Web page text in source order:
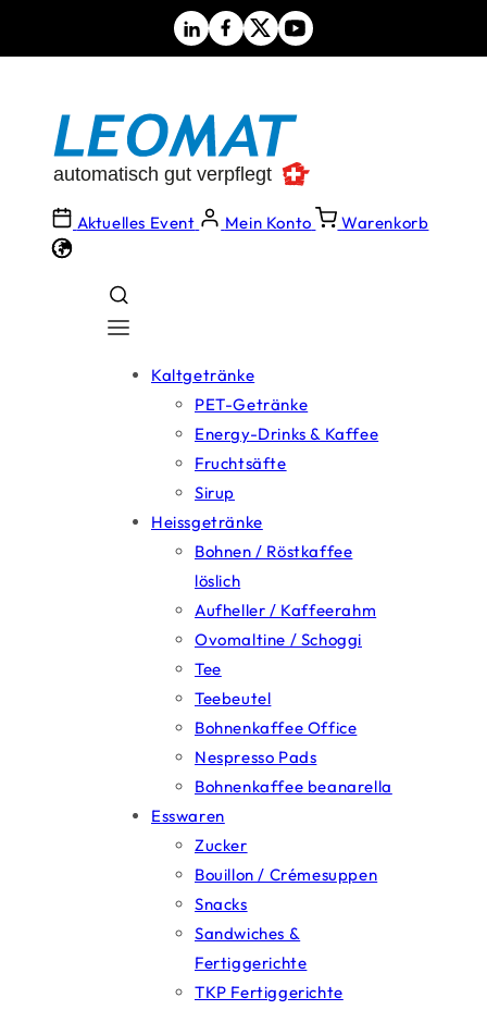
Aktuelles Event Mein Konto Warenkorb
Kaltgetränke
PET-Getränke
Energy-Drinks & Kaffee
Fruchtsäfte
Sirup
Heissgetränke
Bohnen / Röstkaffee
löslich
Aufheller / Kaffeerahm
Ovomaltine / Schoggi
Tee
Teebeutel
Bohnenkaffee Office
Nespresso Pads
Bohnenkaffee beanarella
Esswaren
Zucker
Bouillon / Crémesuppen
Snacks
Sandwiches &
Fertiggerichte
TKP Fertiggerichte